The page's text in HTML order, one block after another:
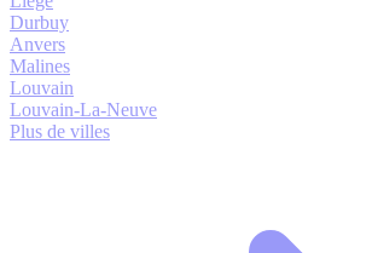
Durbuy
Anvers
Malines
Louvain
Louvain-La-Neuve
Plus de villes